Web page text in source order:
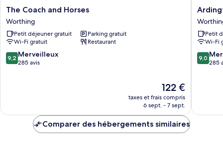
The
Coach
and
Horses
Worthing
The Coach and Horses
Worthing
Petit déjeuner gratuit
Parking gratuit
Wi-Fi gratuit
Restaurant
9.2
sur
9,2 Merveilleux
285 avis
Le
nouveau
prix
de
122 €
taxes et frais compris
6 sept. - 7 sept.
Hotel
Petit
Wi-Fi
9.0
sur
9,0
285
Comparer des hébergements similaires